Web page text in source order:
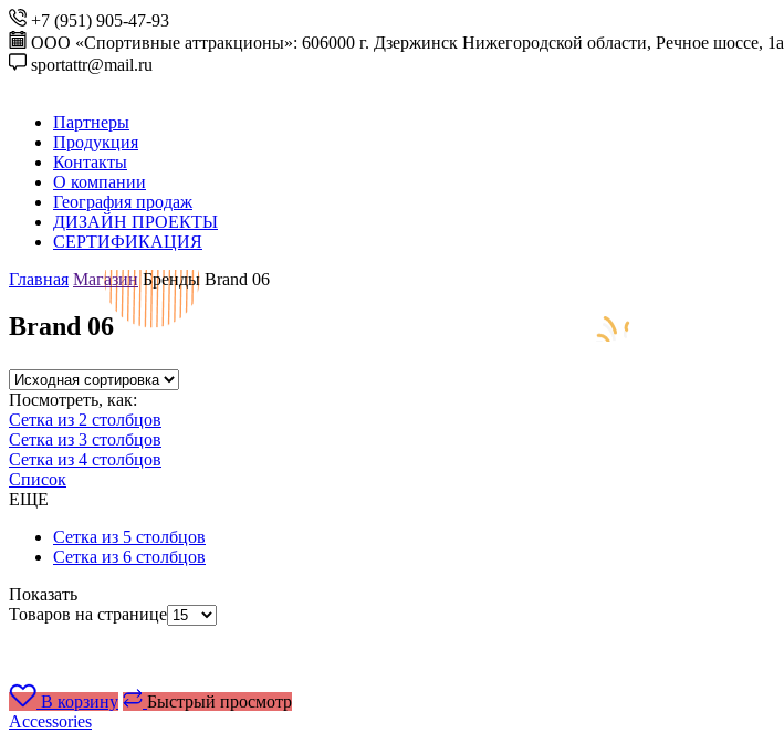
+7 (951) 905-47-93
ООО «Спортивные аттракционы»: 606000 г. Дзержинск Нижегородской области, Речное шоссе, 1а
sportattr@mail.ru
Партнеры
Продукция
Контакты
О компании
География продаж
ДИЗАЙН ПРОЕКТЫ
СЕРТИФИКАЦИЯ
Главная Магазин Бренды Brand 06
Brand 06
Посмотреть, как:
Сетка из 2 столбцов
Сетка из 3 столбцов
Сетка из 4 столбцов
Список
ЕЩЕ
Сетка из 5 столбцов
Сетка из 6 столбцов
Показать
Товаров на странице
В корзину
Быстрый просмотр
Accessories